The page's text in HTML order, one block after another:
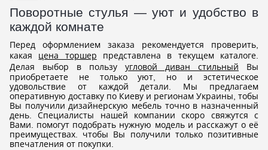
Поворотные стулья — уют и удобство в
каждой комнате
Перед оформлением заказа рекомендуется проверить,
какая цена торшер представлена в текущем каталоге.
Делая выбор в пользу угловой диван стильный Вы
приобретаете не только уют, но и эстетическое
удовольствие от каждой детали. Мы предлагаем
оперативную доставку по Киеву и регионам Украины, тобы
Вы получили дизайнерскую мебель точно в назначенный
день. Специалисты нашей компании скоро свяжутся с
Вами. помогут подобрать нужную модель и расскажут о её
преимуществах. чтобы Вы получили только позитивные
впечатления от покупки.